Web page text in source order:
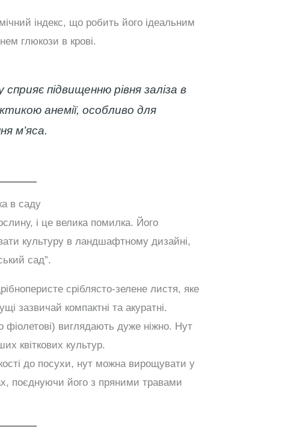
індекс, що робить його ідеальним
глюкози в крові.
підвищенню рівня заліза в
анемії, особливо для
м’яса.
в саду
і це велика помилка. Його
культуру в ландшафтному дизайні,
сад”.
сріблясто-зелене листя, яке
зазвичай компактні та акуратні.
фіолетові) виглядають дуже ніжно. Нут
квіткових культур.
до посухи, нут можна вирощувати у
поєднуючи його з пряними травами